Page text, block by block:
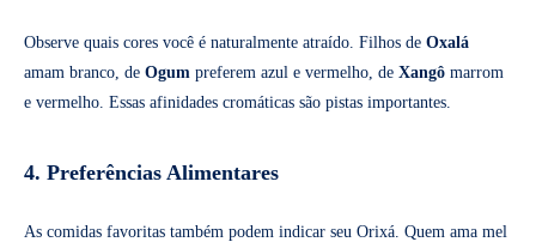
Observe quais cores você é naturalmente atraído. Filhos de Oxalá
amam branco, de Ogum preferem azul e vermelho, de Xangô marrom
e vermelho. Essas afinidades cromáticas são pistas importantes.
4. Preferências Alimentares
As comidas favoritas também podem indicar seu Orixá. Quem ama mel